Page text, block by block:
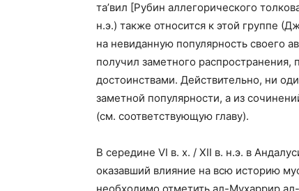
та’вил [Рубин аллегорического
н.э.) также относится к этой группе
на невиданную популярность своего
получил заметного
достоинствами. Действительно, ни
заметной популярности, а из
(см. соответствующую главу).
В середине VI в. х. / XII в. н.э. в
оказавший влияние на всю историю